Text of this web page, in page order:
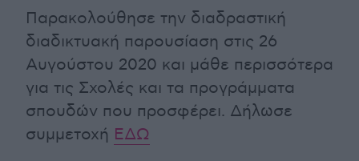
Παρακολούθησε την διαδραστική
διαδικτυακή παρουσίαση στις 26
Αυγούστου 2020 και μάθε περισσότερα
για τις Σχολές και τα προγράμματα
σπουδών που προσφέρει. Δήλωσε
συμμετοχή ΕΔΩ